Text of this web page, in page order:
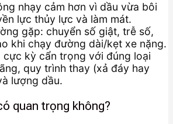
nhạy cảm hơn vì dầu vừa bôi
lực thủy lực và làm mát.
gặp: chuyển số giật, trễ số,
khi chạy đường dài/kẹt xe nặng.
cực kỳ cẩn trọng với đúng loại
quy trình thay (xả đáy hay
lượng dầu.
quan trọng không?